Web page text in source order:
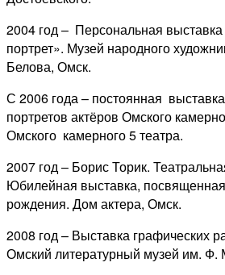
2004 год – Персональная
портрет». Музей народного
Белова, Омск.
С 2006 года – постоянная
портретов актёров Омского
Омского камерного 5 театра.
2007 год – Борис Торик.
Юбилейная выставка,
рождения. Дом актера, Омск.
2008 год – Выставка графических
Омский литературный музей им. Ф.